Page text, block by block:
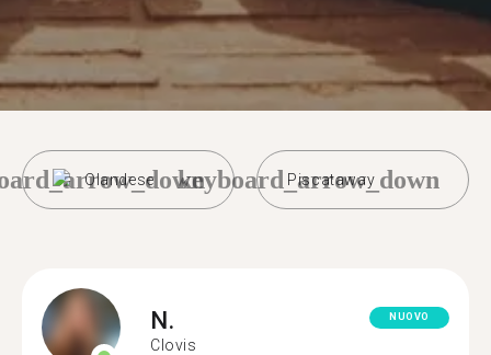
Olandese Piscataway
keyboard_arrow_down
N.
Clovis
NUOVO